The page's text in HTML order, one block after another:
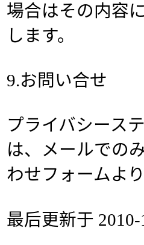
場合はその内容
します。
9.お問い合せ
プライバシース
は、メールでの
わせフォームよ
最后更新于 2010-